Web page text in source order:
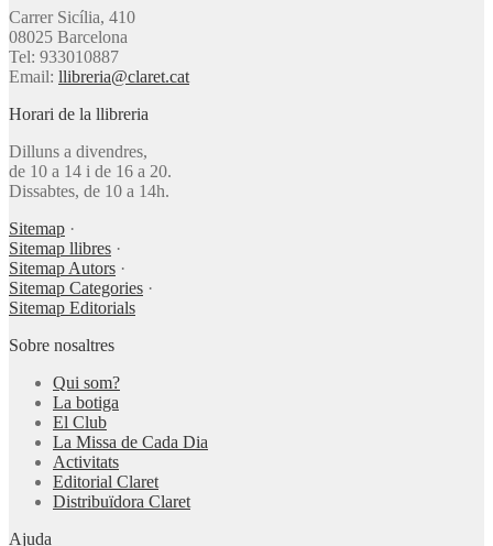
Carrer Sicília, 410
08025 Barcelona
Tel: 933010887
Email: llibreria@claret.cat
Horari de la llibreria
Dilluns a divendres,
de 10 a 14 i de 16 a 20.
Dissabtes, de 10 a 14h.
Sitemap ·
Sitemap llibres ·
Sitemap Autors ·
Sitemap Categories ·
Sitemap Editorials
Sobre nosaltres
Qui som?
La botiga
El Club
La Missa de Cada Dia
Activitats
Editorial Claret
Distribuïdora Claret
Ajuda